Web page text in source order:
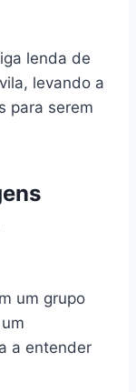
lenda de
levando a
para serem
um grupo
a entender